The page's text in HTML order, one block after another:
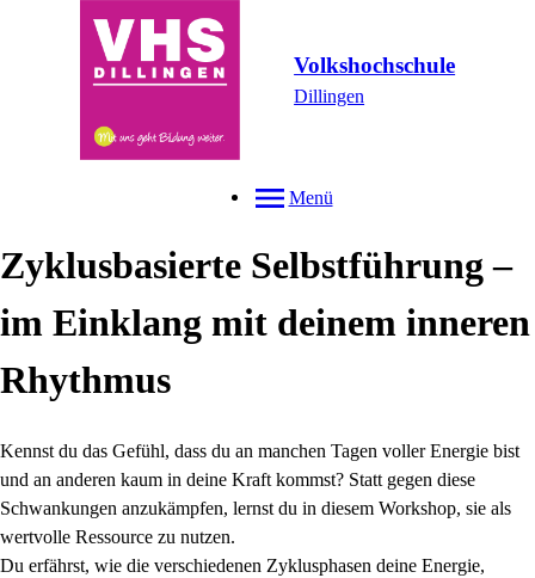
Volkshochschule
Dillingen
Menü
Zyklusbasierte Selbstführung –
im Einklang mit deinem inneren
Rhythmus
Kennst du das Gefühl, dass du an manchen Tagen voller Energie bist
und an anderen kaum in deine Kraft kommst? Statt gegen diese
Schwankungen anzukämpfen, lernst du in diesem Workshop, sie als
wertvolle Ressource zu nutzen.
Du erfährst, wie die verschiedenen Zyklusphasen deine Energie,